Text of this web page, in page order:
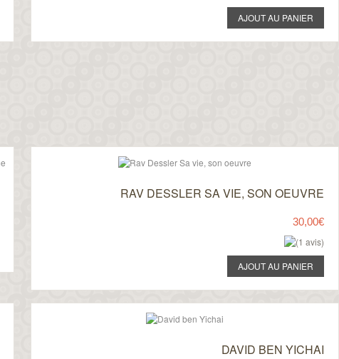
RAV DESSLER SA VIE, SON OEUVRE
30,00€
DAVID BEN YICHAI